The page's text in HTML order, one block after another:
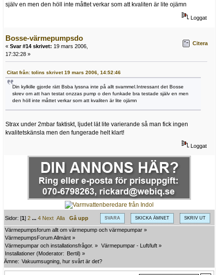
själv en men den höll inte måttet verkar som att kvaliten är lite ojämn
Loggat
Bosse-värmepumpsdo
« Svar #14 skrivet: 19 mars 2006,
17:32:28 »
Citera
Citat från: tolins skrivet 19 mars 2006, 14:52:46
Din kylkille gjorde rätt Bsba lyssna inte på allt svammel.Intressant det Bosse
skrev om att han testat onzzas pump o den funkade bra testade själv en men
den höll inte måttet verkar som att kvaliten är lite ojämn
Strax under 2mbar faktiskt, ljudet lät lite varierande så man fick ingen
kvalitetskänsla men den fungerade helt klart!
Loggat
SVARA SKICKA ÄMNET SKRIV UT
Sidor: [1]2 ...4 Next Alla
Gå upp
Värmepumpsforum allt om värmepump och värmepumpar »
VärmepumpsForum Allmänt »
Värmepumpar och installationsfrågor. » Värmepumpar - Luft/luft »
Installationer (Moderator: Bertil) »
Ämne: Vakuumsugning, hur svårt är det?